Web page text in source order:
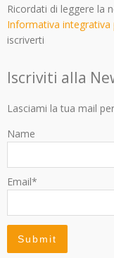
Ricordati di leggere la
Informativa
iscriverti
Iscriviti alla
Lasciami la tua mail
Name
Email*